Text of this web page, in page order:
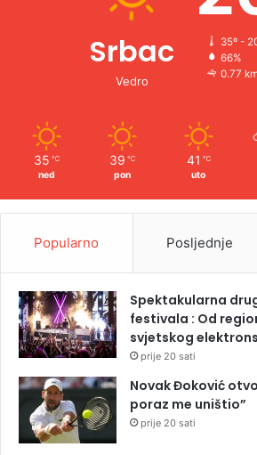
Srbac
Vedro
35º -
66%
0.77
35 ℃
ned
39 ℃
pon
41 ℃
uto
Popularno Posljednje
Spektakularna
festivala : Od
svjetskog
prije 20 sati
Novak Đoković
poraz me uništio”
prije 20 sati